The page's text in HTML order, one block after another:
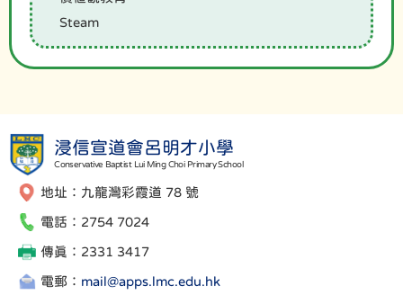
Steam
浸信宣道會呂明才小學
Conservative Baptist Lui Ming Choi Primary School
地址：九龍灣彩霞道 78 號
電話：2754 7024
傳真：2331 3417
電郵： mail@apps.lmc.edu.hk